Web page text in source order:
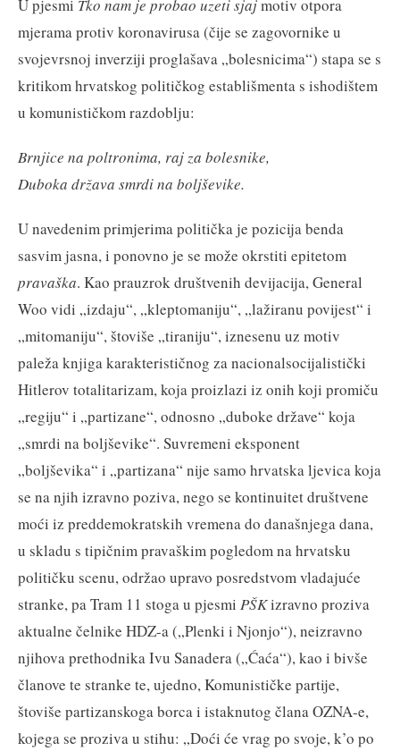
U pjesmi Tko nam je probao uzeti sjajmotiv otpora
mjerama protiv koronavirusa (čije se zagovornike u
svojevrsnoj inverziji proglašava „bolesnicima“) stapa se s
kritikom hrvatskog političkog establišmenta s ishodištem
u komunističkom razdoblju:
Brnjice na poltronima, raj za bolesnike,
Duboka država smrdi na boljševike.
U navedenim primjerima politička je pozicija benda
sasvim jasna, i ponovno je se može okrstiti epitetom
pravaška. Kao prauzrok društvenih devijacija, General
Woo vidi „izdaju“, „kleptomaniju“, „lažiranu povijest“ i
„mitomaniju“, štoviše „tiraniju“, iznesenu uz motiv
paleža knjiga karakterističnog za nacionalsocijalistički
Hitlerov totalitarizam, koja proizlazi iz onih koji promiču
„regiju“ i „partizane“, odnosno „duboke države“ koja
„smrdi na boljševike“. Suvremeni eksponent
„boljševika“ i „partizana“ nije samo hrvatska ljevica koja
se na njih izravno poziva, nego se kontinuitet društvene
moći iz preddemokratskih vremena do današnjega dana,
u skladu s tipičnim pravaškim pogledom na hrvatsku
političku scenu, održao upravo posredstvom vladajuće
stranke, pa Tram 11 stoga u pjesmi PŠKizravno proziva
aktualne čelnike HDZ-a („Plenki i Njonjo“), neizravno
njihova prethodnika Ivu Sanadera („Ćaća“), kao i bivše
članove te stranke te, ujedno, Komunističke partije,
štoviše partizanskoga borca i istaknutog člana OZNA-e,
kojega se proziva u stihu: „Doći će vrag po svoje, k’o po